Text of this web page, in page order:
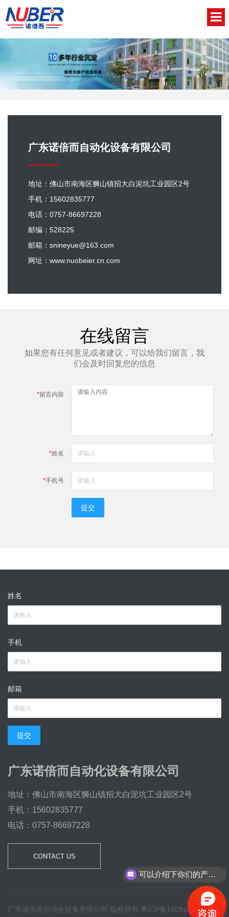
关于我们
视频中心
联系我们
广东诺倍而自动化设备有限公司
地址：佛山市南海区狮山镇招大白泥坑工业园区2号
手机：15602835777
电话：0757-86697228
邮编：528225
邮箱：snineyue@163.com
网址：www.nuobeier.cn.com
在线留言
如果您有任何意见或者建议，可以给我们留言，我
们会及时回复您的信息
*留言内容
*姓名
*手机号
提交
姓名
手机
邮箱
提交
广东诺倍而自动化设备有限公司
地址：佛山市南海区狮山镇招大白泥坑工业园区2号
手机：15602835777
电话：0757-86697228
CONTACT US
广东诺倍而自动化设备有限公司 版权所有 粤ICP备16091605号
可以介绍下你们的产品么？